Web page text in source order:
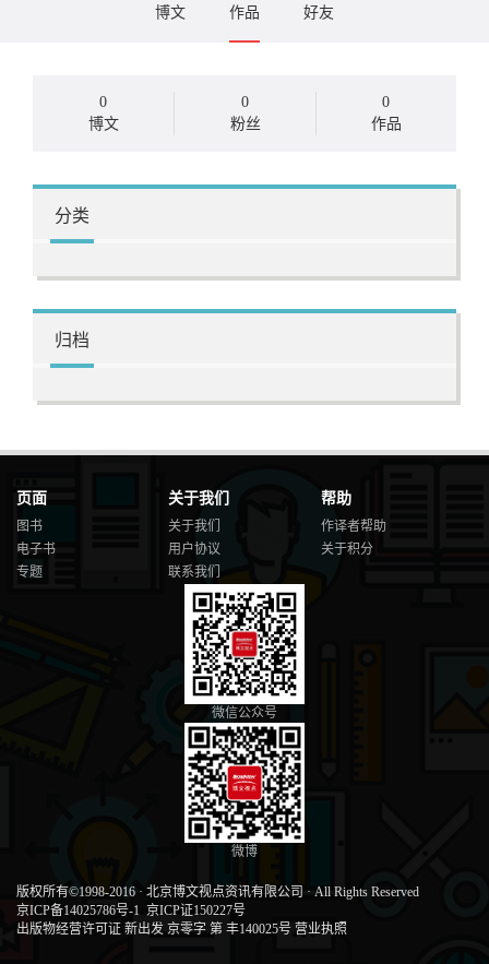
博文 作品 好友
0
博文
0
粉丝
0
作品
分类
归档
页面
图书
电子书
专题
关于我们
关于我们
用户协议
联系我们
帮助
作译者帮助
关于积分
微信公众号
微博
版权所有©1998-2016 · 北京博文视点资讯有限公司 · All Rights Reserved
京ICP备14025786号-1 京ICP证150227号
出版物经营许可证 新出发 京零字 第 丰140025号 营业执照